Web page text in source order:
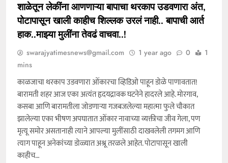
शाळेतून लेकींना आणणाऱ्या बापाचा थरकाप उडवणारा अंत,
पोटापासून खाली काहीच शिल्लक उरलं नाही.. बापाची आर्त
हाक..माझ्या मुलींना तेवढं वाचवा..!
swarajyatimesnews@gmail.com 1 year ago 0
1
mins
काळजाचा थरकाप उडवणारा ओंकारचा व्हिडिओ पाहून डोळे पाणावतात!
बारामती शहर आज एका अत्यंत हृदयद्रावक घटनेने हादरले आहे. मोरगाव,
कसबा आणि बारामतीला जोडणाऱ्या गजबजलेल्या महात्मा फुले चौकात
झालेल्या एका भीषण अपघातात ओंकार नावाच्या व्यक्तीचा जीव गेला, पण
मृत्यू समोर असतानाही त्याने आपल्या मुलींसाठी दाखवलेली तगमग आणि
त्याग पाहून अनेकांच्या डोळ्यात अश्रू तरळले आहेत. पोटापासून खाली
काहीच…